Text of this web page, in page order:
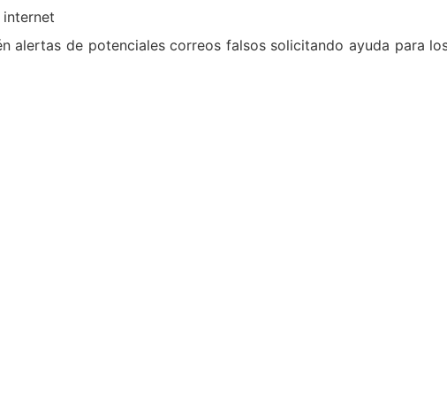
alertas de potenciales correos falsos solicitando ayuda para